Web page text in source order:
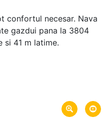
confortul necesar. Nava
gazdui pana la 3804
si 41 m latime.